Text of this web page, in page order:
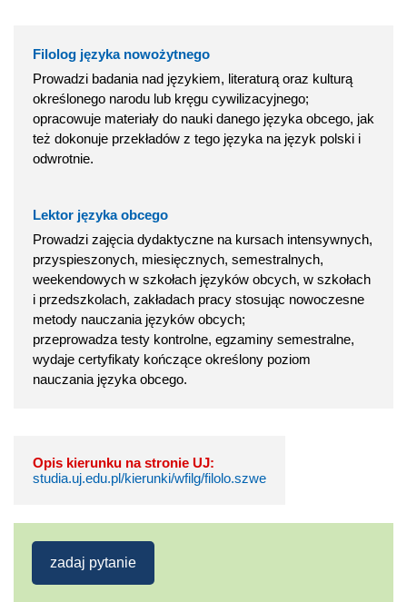
Filolog języka nowożytnego
Prowadzi badania nad językiem, literaturą oraz kulturą
określonego narodu lub kręgu cywilizacyjnego;
opracowuje materiały do nauki danego języka obcego, jak
też dokonuje przekładów z tego języka na język polski i
odwrotnie.
Lektor języka obcego
Prowadzi zajęcia dydaktyczne na kursach intensywnych,
przyspieszonych, miesięcznych, semestralnych,
weekendowych w szkołach języków obcych, w szkołach
i przedszkolach, zakładach pracy stosując nowoczesne
metody nauczania języków obcych;
przeprowadza testy kontrolne, egzaminy semestralne,
wydaje certyfikaty kończące określony poziom
nauczania języka obcego.
Opis kierunku na stronie UJ:
studia.uj.edu.pl/kierunki/wfilg/filolo.szwe
zadaj pytanie